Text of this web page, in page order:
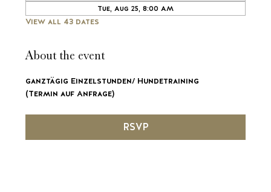
Tue, Aug 25, 8:00 AM
View all 43 dates
About the event
ganztägig Einzelstunden/ Hundetraining
(Termin auf Anfrage)
RSVP